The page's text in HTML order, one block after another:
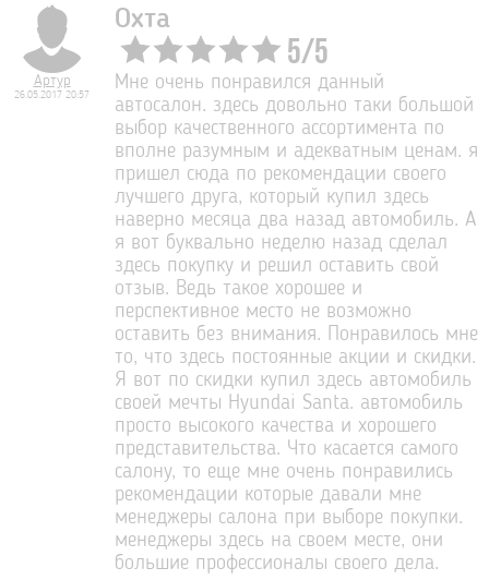
Артур
26.05.2017 20:57
Охта
5/5
Мне очень понравился данный
автосалон. здесь довольно таки большой
выбор качественного ассортимента по
вполне разумным и адекватным ценам. я
пришел сюда по рекомендации своего
лучшего друга, который купил здесь
наверно месяца два назад автомобиль. А
я вот буквально неделю назад сделал
здесь покупку и решил оставить свой
отзыв. Ведь такое хорошее и
перспективное место не возможно
оставить без внимания. Понравилось мне
то, что здесь постоянные акции и скидки.
Я вот по скидки купил здесь автомобиль
своей мечты Hyundai Santa. автомобиль
просто высокого качества и хорошего
представительства. Что касается самого
салону, то еще мне очень понравились
рекомендации которые давали мне
менеджеры салона при выборе покупки.
менеджеры здесь на своем месте, они
большие профессионалы своего дела.